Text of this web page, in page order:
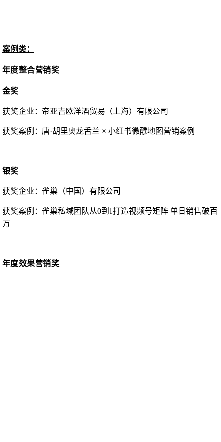
案例类：
年度整合营销奖
金奖
获奖企业： 帝亚吉欧洋酒贸易（上海）有限公司
获奖案例： 唐·胡里奥龙舌兰 × 小红书微醺地图营销案例
银奖
获奖企业： 雀巢（中国）有限公司
获奖案例： 雀巢私域团队从0到1打造视频号矩阵 单日销售破百
万
年度效果营销奖